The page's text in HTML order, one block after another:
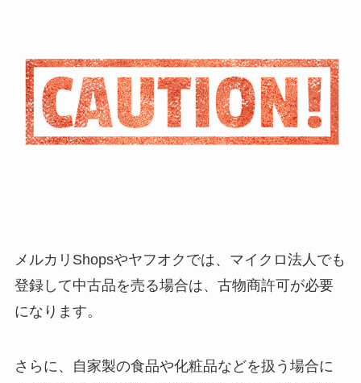
メルカリShopsやヤフオクでは、マイクロ法人でも
登録して中古品を売る場合は、古物商許可が必要
になります。
さらに、自家製の食品や化粧品などを扱う場合に